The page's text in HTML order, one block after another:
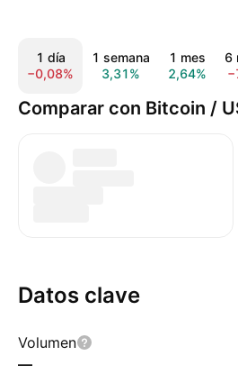
1 día
−0,08%
1 semana
3,31%
1 mes
2,64%
6
Comparar con Bitcoin /
Datos clave
Volumen
—